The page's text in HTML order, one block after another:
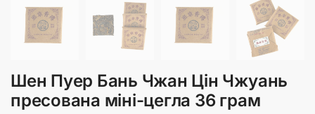
Шен Пуер Бань Чжан Цін Чжуань
пресована міні-цегла 36 грам